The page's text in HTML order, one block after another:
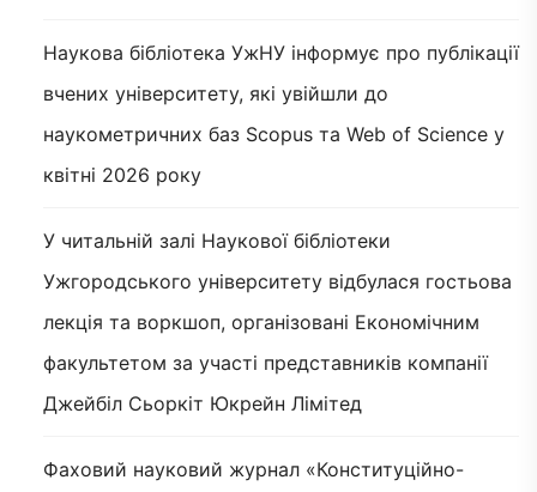
Наукова бібліотека УжНУ інформує про публікації
вчених університету, які увійшли до
наукометричних баз Scopus та Web of Science у
квітні 2026 року
У читальній залі Наукової бібліотеки
Ужгородського університету відбулася гостьова
лекція та воркшоп, організовані Економічним
факультетом за участі представників компанії
Джейбіл Сьоркіт Юкрейн Лімітед
Фаховий науковий журнал «Конституційно-